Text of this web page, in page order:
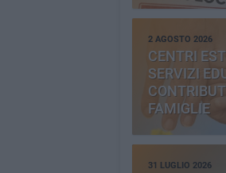
2 AGOSTO 2026
CENTRI
SERVIZI
FAMIGLIE
31 LUGLIO 2026